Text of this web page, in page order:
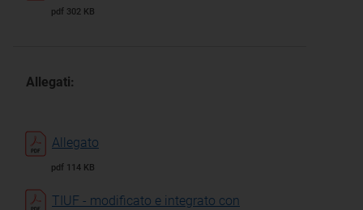
pdf 302 KB
Allegati:
Allegato
pdf 114 KB
TIUF - modificato e integrato con